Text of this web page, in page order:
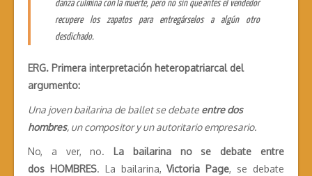
danza culmina con la muerte, pero no sin que antes el vendedor
recupere los zapatos para entregárselos a algún otro
desdichado.
ERG. Primera interpretación heteropatriarcal del
argumento:
Una joven bailarina de ballet se debate entre dos
hombres, un compositor y un autoritario empresario.
No, a ver, no.
La bailarina no se debate entre
dos HOMBRES. La bailarina,Victoria Page, se debate